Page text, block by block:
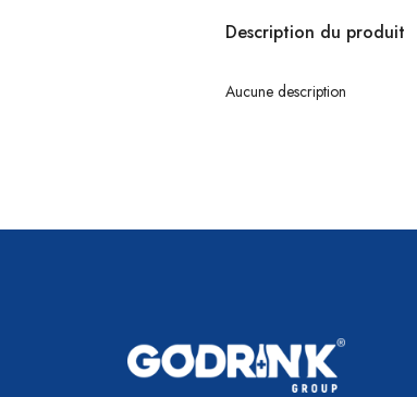
Description du produit
Aucune description